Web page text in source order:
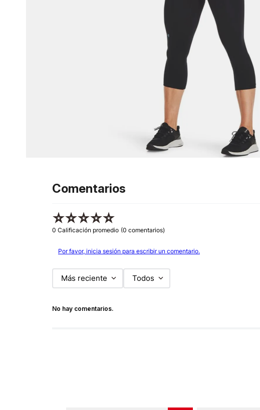
Comentarios
☆☆☆☆☆
0 Calificación promedio (0 comentarios)
Por favor, inicia sesión para escribir un comentario.
Más reciente Todos
No hay comentarios.